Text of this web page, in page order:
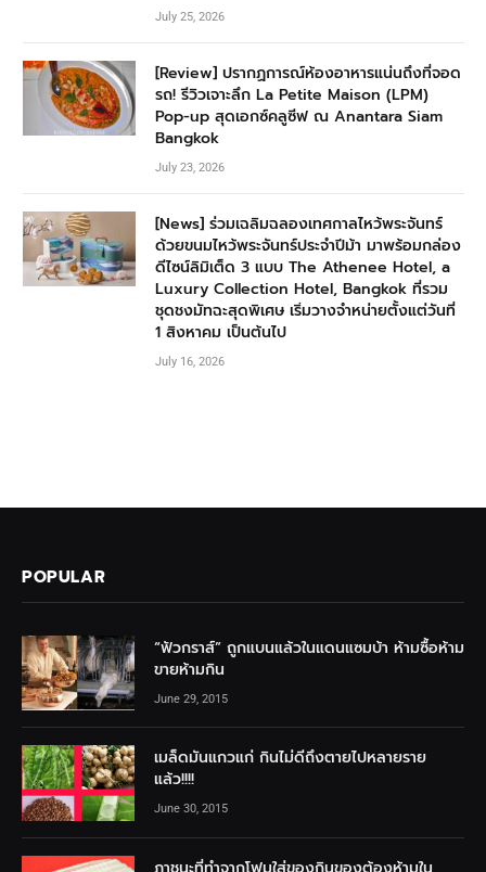
July 25, 2026
[Review] ปรากฏการณ์ห้องอาหารแน่นถึงที่จอด
รถ! รีวิวเจาะลึก La Petite Maison (LPM)
Pop-up สุดเอกซ์คลูซีฟ ณ Anantara Siam
Bangkok
July 23, 2026
[News] ร่วมเฉลิมฉลองเทศกาลไหว้พระจันทร์
ด้วยขนมไหว้พระจันทร์ประจำปีม้า มาพร้อมกล่อง
ดีไซน์ลิมิเต็ด 3 แบบ The Athenee Hotel, a
Luxury Collection Hotel, Bangkok ที่รวม
ชุดชงมัทฉะสุดพิเศษ เริ่มวางจำหน่ายตั้งแต่วันที่
1 สิงหาคม เป็นต้นไป
July 16, 2026
POPULAR
“ฟัวกราส์” ถูกแบนแล้วในแดนแซมบ้า ห้ามซื้อห้าม
ขายห้ามกิน
June 29, 2015
เมล็ดมันแกวแก่ กินไม่ดีถึงตายไปหลายราย
แล้ว!!!!
June 30, 2015